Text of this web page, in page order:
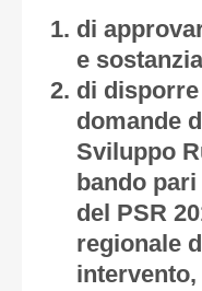
di
e
di
domande
Sviluppo
bando
del PSR
regionale